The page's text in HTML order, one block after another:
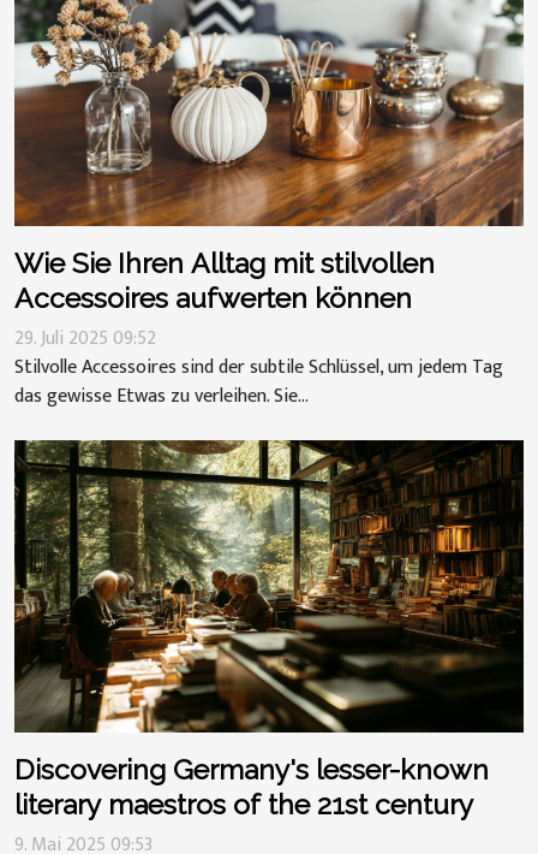
Wie Sie Ihren Alltag mit stilvollen
Accessoires aufwerten können
29. Juli 2025 09:52
Stilvolle Accessoires sind der subtile Schlüssel, um jedem Tag
das gewisse Etwas zu verleihen. Sie...
Discovering Germany's lesser-known
literary maestros of the 21st century
9. Mai 2025 09:53